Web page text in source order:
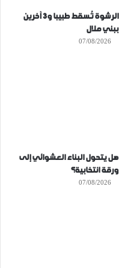
الرشوة تُسقط طبيبا و3 آخرين
ببني ملال
07/08/2026
هل يتحول البناء العشوائي إلى
ورقة انتخابية؟
07/08/2026